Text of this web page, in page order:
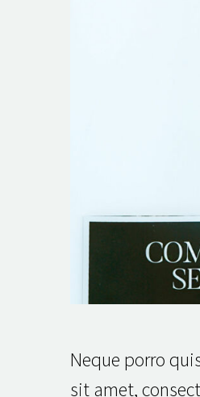
Neque porro
sit amet,